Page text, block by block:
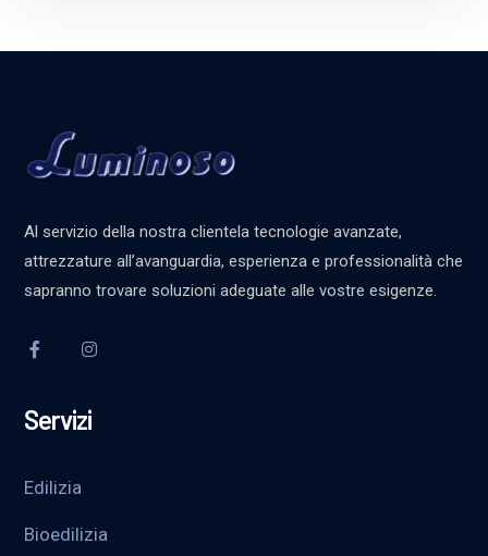
Al servizio della nostra clientela tecnologie avanzate,
attrezzature all’avanguardia, esperienza e professionalità che
sapranno trovare soluzioni adeguate alle vostre esigenze.
Servizi
Edilizia
Bioedilizia